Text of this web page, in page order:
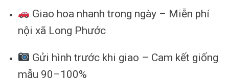
Giao hoa nhanh trong ngày – Miễn phí
nội xã Long Phước
Gửi hình trước khi giao – Cam kết giống
mẫu 90–100%